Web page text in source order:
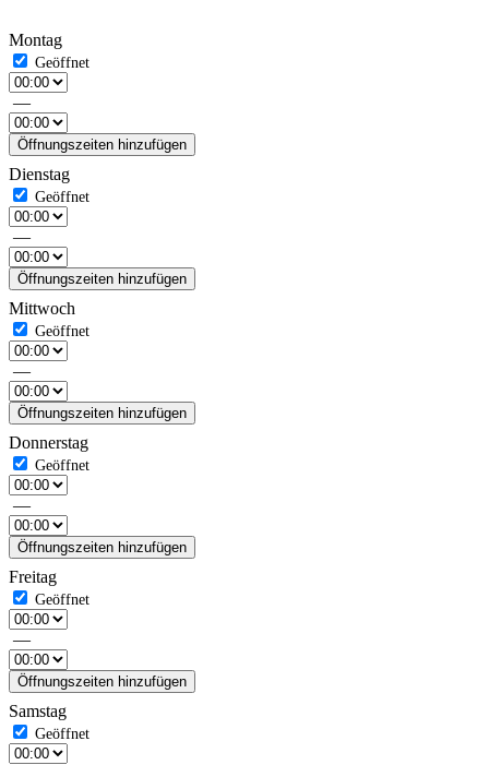
Montag
—
Öffnungszeiten hinzufügen
Dienstag
—
Öffnungszeiten hinzufügen
Mittwoch
—
Öffnungszeiten hinzufügen
Donnerstag
—
Öffnungszeiten hinzufügen
Freitag
—
Öffnungszeiten hinzufügen
Samstag